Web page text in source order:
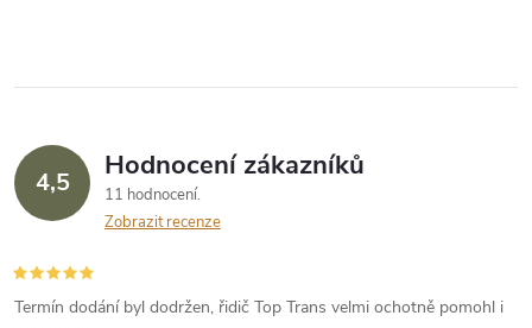
4,5 Hodnocení zákazníků
11 hodnocení
Zobrazit recenze
Termín dodání byl dodržen, řidič Top Trans velmi ochotně pomohl i